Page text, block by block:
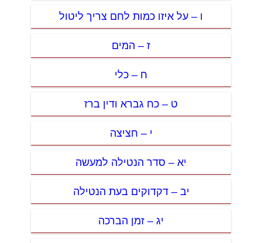
ו – על איזו כמות לחם צריך ליטול
ז – המים
ח – כלי
ט – כח גברא ודין ברז
י – חציצה
יא – סדר הנטילה למעשה
יב – דקדוקים בעת הנטילה
יג – זמן הברכה